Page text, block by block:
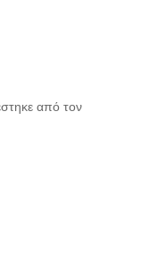
από τον